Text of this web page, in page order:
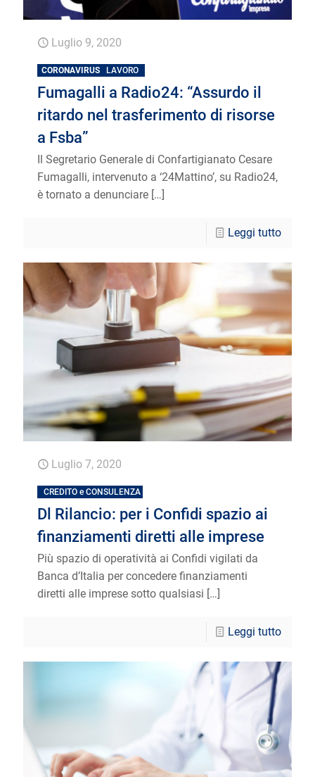
Luglio 9, 2020
CORONAVIRUS LAVORO
Fumagalli a Radio24: “Assurdo il
ritardo nel trasferimento di risorse
a Fsba”
Il Segretario Generale di Confartigianato Cesare
Fumagalli, intervenuto a ‘24Mattino’, su Radio24,
è tornato a denunciare […]
Leggi tutto
Luglio 7, 2020
CREDITO e CONSULENZA
Dl Rilancio: per i Confidi spazio ai
finanziamenti diretti alle imprese
Più spazio di operatività ai Confidi vigilati da
Banca d’Italia per concedere finanziamenti
diretti alle imprese sotto qualsiasi […]
Leggi tutto